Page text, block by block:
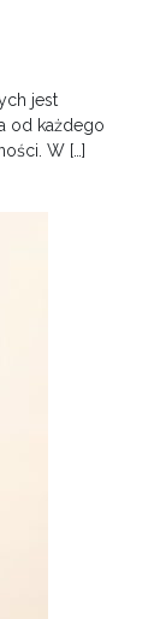
jest
od każdego
W […]